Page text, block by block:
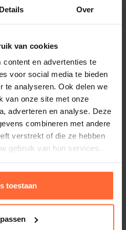
Details Over
van cookies
en advertenties te
voor social media te bieden
te analyseren. Ook delen we
van onze site met onze
adverteren en analyse. Deze
combineren met andere
verstrekt of die ze hebben
gebruik van hun services.
toestaan
blijft er jarenlang als
een plage waarop heerlijk
een aangrenzende rechte
luxe en strak uit, maar
trap:Met 60cm breedte is
maar toch
gemakkelijk in en
skimmer)
– 4.00×2.00, licht grijs –
ca. 5 weken